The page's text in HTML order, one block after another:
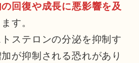
回復や成長に悪影響を及
す。
ステロンの分泌を抑制す
が抑制される恐れがあり